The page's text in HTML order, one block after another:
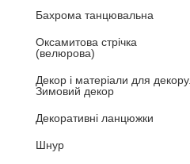
Бахрома танцювальна
Оксамитова стрічка
(велюрова)
Декор і матеріали для декору.
Зимовий декор
Декоративні ланцюжки
Шнур